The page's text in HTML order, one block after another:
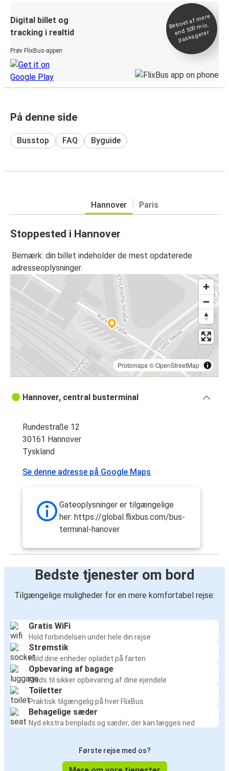
Digital billet og
tracking i realtid
Prøv FlixBus-appen
Betroet af
mere
end 500
mio.
passagerer
På denne side
Busstop FAQ Byguide
Hannover Paris
Stoppested i Hannover
Bemærk: din billet indeholder de mest opdaterede
adresseoplysninger.
Protomaps©OpenStreetMap
Hannover, central busterminal
Rundestraße 12
30161 Hannover
Tyskland
Se denne adresse på Google Maps
Gateoplysninger er tilgængelige
her: https://global.flixbus.com/bus-
terminal-hanover
Bedste tjenester om bord
Tilgængelige muligheder for en mere komfortabel rejse:
Gratis WiFi
Hold forbindelsen under hele din rejse
Strømstik
Hold dine enheder opladet på farten
Opbevaring af bagage
Plads til sikker opbevaring af dine ejendele
Toiletter
Praktisk tilgængelig på hver FlixBus
Behagelige sæder
Nyd ekstra benplads og sæder, der kan lægges ned
Første rejse med os?